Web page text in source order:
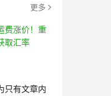
更多
费涨价！重
取汇率
只有文章内